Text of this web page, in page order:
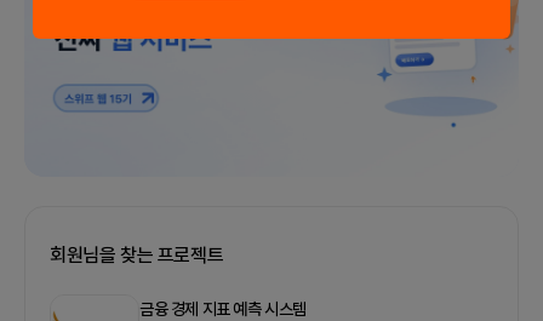
회원님을 찾는 프로젝트
금융 경제 지표 예측 시스템